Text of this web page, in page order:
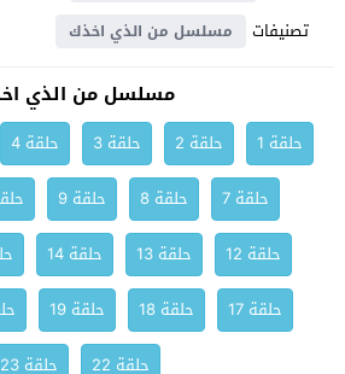
تصنيفات مسلسل من الذي اخذك
مسلسل من الذي
حلقة 1 حلقة 2 حلقة 3 حلقة 4
حلقة 7
حلقة 8 حلقة 9
حلقة 12
حلقة 13 حلقة 14
حلقة 17
حلقة 18 حلقة 19
حلقة 22
حلقة 23